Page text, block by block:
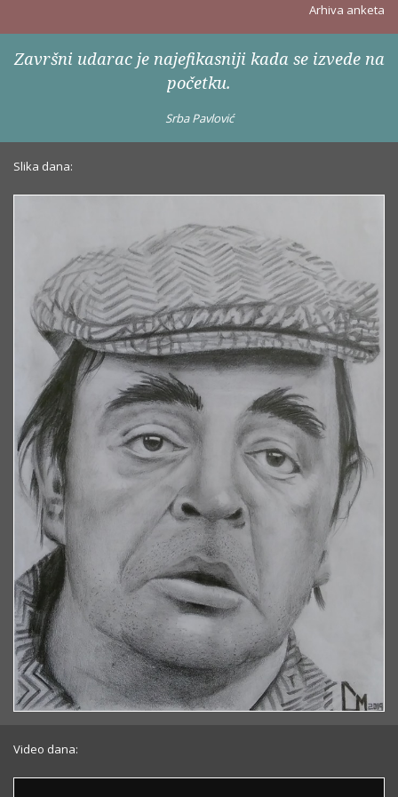
Arhiva anketa
Završni udarac je najefikasniji kada se izvede na
početku.
Srba Pavlović
Slika dana:
Video dana: